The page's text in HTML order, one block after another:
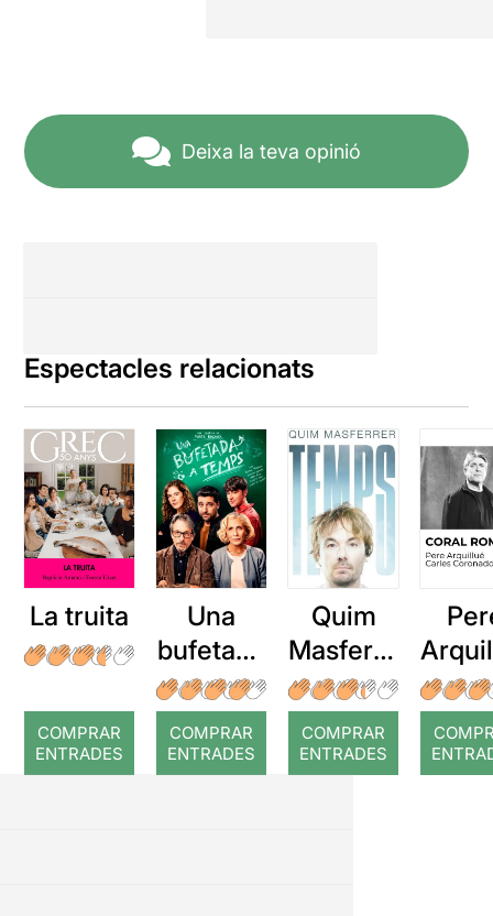
Deixa la teva opinió
Espectacles relacionats
La truita
COMPRAR
ENTRADES
Una
bufetada
a temps
COMPRAR
ENTRADES
Quim
Masferre
r: Temps
COMPRAR
ENTRADES
: